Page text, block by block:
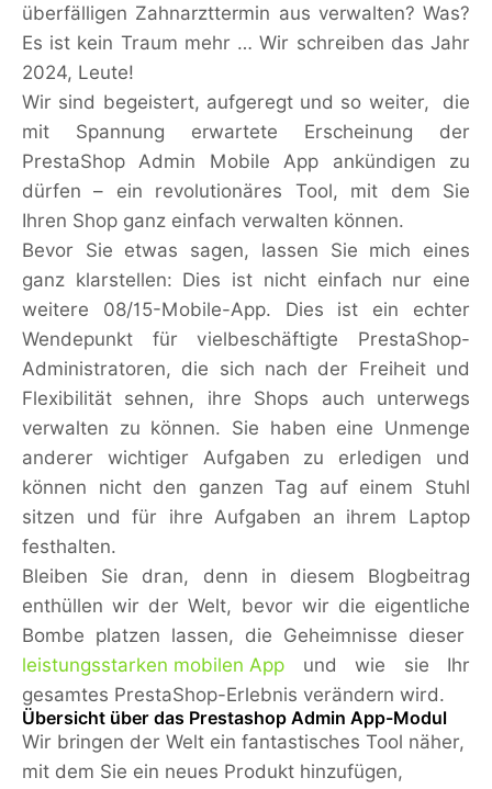
überfälligen Zahnarzttermin aus verwalten? Was?
Es ist kein Traum mehr … Wir schreiben das Jahr
2024, Leute!
Wir sind begeistert, aufgeregt und so weiter, die
mit Spannung erwartete Erscheinung der
PrestaShop Admin Mobile App ankündigen zu
dürfen – ein revolutionäres Tool, mit dem Sie
Ihren Shop ganz einfach verwalten können.
Bevor Sie etwas sagen, lassen Sie mich eines
ganz klarstellen: Dies ist nicht einfach nur eine
weitere 08/15-Mobile-App. Dies ist ein echter
Wendepunkt für vielbeschäftigte PrestaShop-
Administratoren, die sich nach der Freiheit und
Flexibilität sehnen, ihre Shops auch unterwegs
verwalten zu können. Sie haben eine Unmenge
anderer wichtiger Aufgaben zu erledigen und
können nicht den ganzen Tag auf einem Stuhl
sitzen und für ihre Aufgaben an ihrem Laptop
festhalten.
Bleiben Sie dran, denn in diesem Blogbeitrag
enthüllen wir der Welt, bevor wir die eigentliche
Bombe platzen lassen, die Geheimnisse dieser
leistungsstarken mobilen App und wie sie Ihr
gesamtes PrestaShop-Erlebnis verändern wird.
Übersicht über das Prestashop Admin App-Modul
Wir bringen der Welt ein fantastisches Tool näher,
mit dem Sie ein neues Produkt hinzufügen,